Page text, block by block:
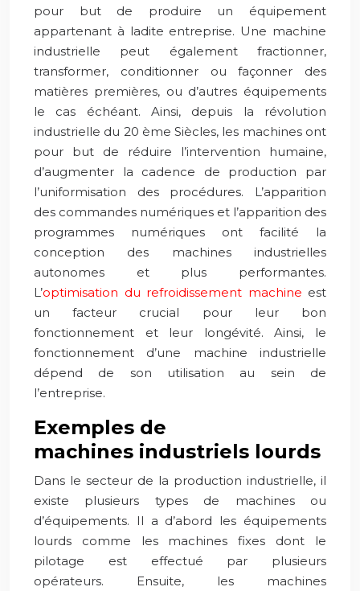
pour but de produire un équipement
appartenant à ladite entreprise. Une machine
industrielle peut également fractionner,
transformer, conditionner ou façonner des
matières premières, ou d’autres équipements
le cas échéant. Ainsi, depuis la révolution
industrielle du 20 ème Siècles, les machines ont
pour but de réduire l’intervention humaine,
d’augmenter la cadence de production par
l’uniformisation des procédures. L’apparition
des commandes numériques et l’apparition des
programmes numériques ont facilité la
conception des machines industrielles
autonomes et plus performantes.
L’optimisation du refroidissement machine est
un facteur crucial pour leur bon
fonctionnement et leur longévité. Ainsi, le
fonctionnement d’une machine industrielle
dépend de son utilisation au sein de
l’entreprise.
Exemples de
machines industriels lourds
Dans le secteur de la production industrielle, il
existe plusieurs types de machines ou
d’équipements. Il a d’abord les équipements
lourds comme les machines fixes dont le
pilotage est effectué par plusieurs
opérateurs. Ensuite, les machines